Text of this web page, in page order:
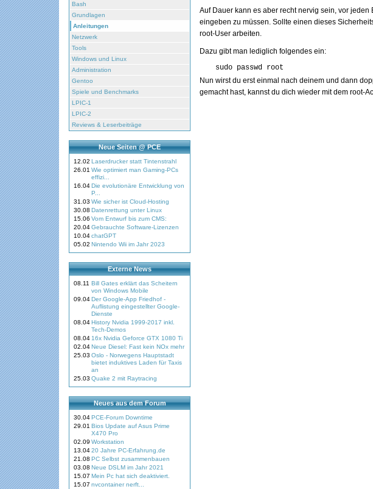
Bash
Grundlagen
Anleitungen
Netzwerk
Tools
Windows und Linux
Administration
Gentoo
Spiele und Benchmarks
LPIC-1
LPIC-2
Reviews & Leserbeiträge
Neue Seiten @ PCE
12.02 Laserdrucker statt Tintenstrahl
26.01 Wie optimiert man Gaming-PCs
effizi...
16.04Die evolutionäre Entwicklung von
P...
31.03 Wie sicher ist Cloud-Hosting
30.08 Datenrettung unter Linux
15.06 Vom Entwurf bis zum CMS:
20.04Gebrauchte Software-Lizenzen
10.04chatGPT
05.02 Nintendo Wii im Jahr 2023
Externe News
08.11 Bill Gates erklärt das Scheitern
von Windows Mobile
09.04Der Google-App Friedhof -
Auflistung eingestellter Google-
Dienste
08.04History Nvidia 1999-2017 inkl.
Tech-Demos
08.04 16x Nvidia Geforce GTX 1080 Ti
02.04Neue Diesel: Fast kein NOx mehr
25.03 Oslo - Norwegens Hauptstadt
bietet induktives Laden für Taxis
an
25.03 Quake 2 mit Raytracing
Neues aus dem Forum
30.04PCE-Forum Downtime
29.01 Bios Update auf Asus Prime
X470 Pro
02.09 Workstation
13.0420 Jahre PC-Erfahrung.de
21.08 PC Selbst zusammenbauen
03.08 Neue DSLM im Jahr 2021
15.07 Mein Pc hat sich deaktiviert.
15.07 nvcontainer nerft...
Auf Dauer kann es aber recht nervig sein, vor jeden
eingeben zu müssen. Sollte einen dieses
root-User arbeiten.
Dazu gibt man lediglich folgendes ein:
   sudo passwd root
Nun wirst du erst einmal nach deinem und dann
gemacht hast, kannst du dich wieder mit dem root-